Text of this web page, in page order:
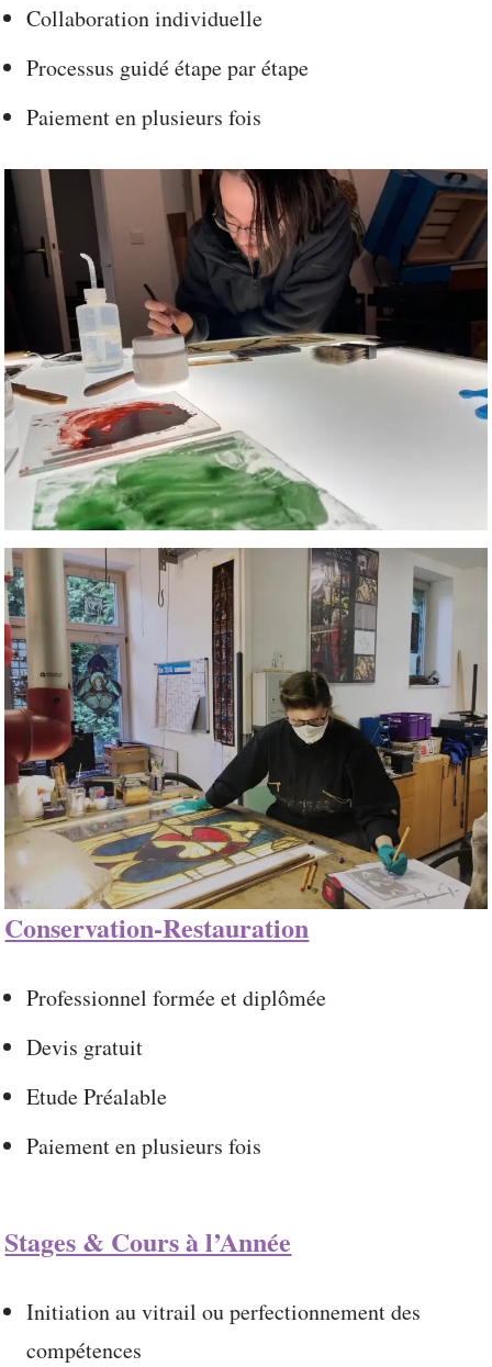
Collaboration individuelle
Processus guidé étape par étape
Paiement en plusieurs fois
Conservation-Restauration
Professionnel formée et diplômée
Devis gratuit
Etude Préalable
Paiement en plusieurs fois
Stages & Cours à l’Année
Initiation au vitrail ou perfectionnement des
compétences